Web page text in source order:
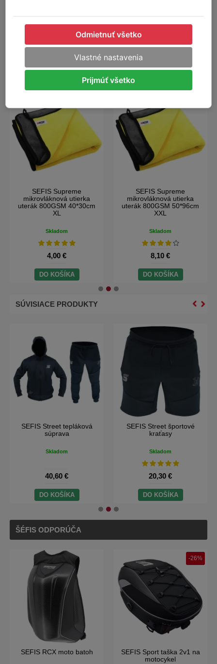
ODPORÚČANÉ VÝROBKY
SEFIS Supreme
mikrovláknová utierka
uterák 800GSM 40*30cm
XL
Skladom
4,00 €
DO KOŠÍKA
SEFIS Supreme
mikrovláknová utierka
uterák 800GSM 50*96cm
XXL
Skladom
8,10 €
DO KOŠÍKA
SÚVISIACE PRODUKTY
SEFIS Street tepláková
súprava
Skladom
40,60 €
DO KOŠÍKA
SEFIS Street športové
kraťasy
Skladom
20,30 €
DO KOŠÍKA
ŠÉFIS ODPORÚČA
SEFIS RCX moto batoh
-26%
SEFIS Sport taška 2v1 na
motocykel
Odmietnuť všetko
Vlastné nastavenia
Prijmúť všetko